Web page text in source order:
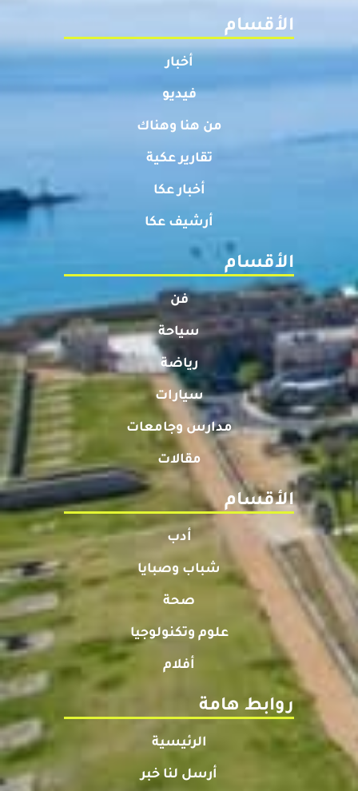
الأقسام
أخبار
فيديو
من هنا وهناك
تقارير عكية
أخبار عكا
أرشيف عكا
الأقسام
فن
سياحة
رياضة
سيارات
مدارس وجامعات
مقالات
الأقسام
أدب
شباب وصبايا
صحة
علوم وتكنولوجيا
أفلام
روابط هامة
الرئيسية
أرسل لنا خبر